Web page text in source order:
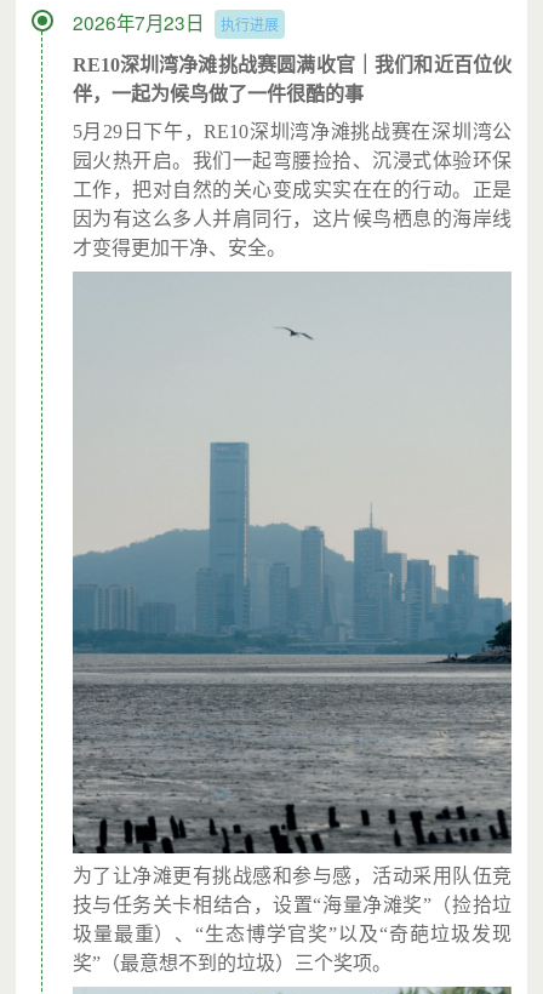
2026年7月23日 执行进展
RE10深圳湾净滩挑战赛圆满收官｜我们和近百位伙
伴，一起为候鸟做了一件很酷的事
5月29日下午，RE10深圳湾净滩挑战赛在深圳湾公
园火热开启。我们一起弯腰捡拾、沉浸式体验环保
工作，把对自然的关心变成实实在在的行动。正是
因为有这么多人并肩同行，这片候鸟栖息的海岸线
才变得更加干净、安全。
为了让净滩更有挑战感和参与感，活动采用队伍竞
技与任务关卡相结合，设置“海量净滩奖”（捡拾垃
圾量最重）、“生态博学官奖”以及“奇葩垃圾发现
奖”（最意想不到的垃圾）三个奖项。